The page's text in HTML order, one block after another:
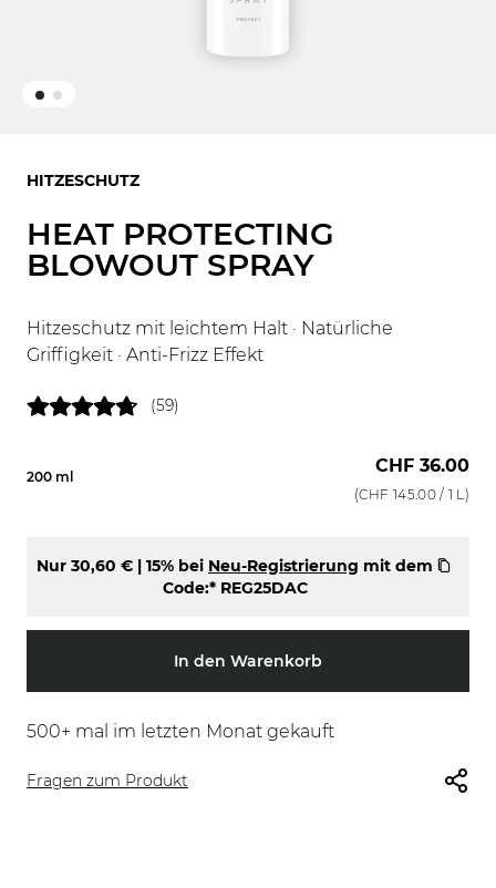
HITZESCHUTZ
HEAT PROTECTING
BLOWOUT SPRAY
Hitzeschutz mit leichtem Halt · Natürliche
Griffigkeit · Anti-Frizz Effekt
(59)
200 ml
CHF 36.00
(CHF 145.00/ 1 L)
Nur 30,60 € | 15% bei Neu-Registrierung mit dem
Code:* REG25DAC
In den Warenkorb
500+ mal im letzten Monat gekauft
Fragen zum Produkt